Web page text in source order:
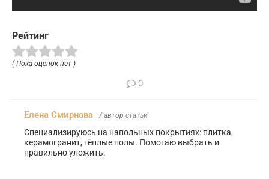
Рейтинг
( Пока оценок нет )
0
Елена Смирнова / автор статьи
Специализируюсь на напольных покрытиях: плитка,
керамогранит, тёплые полы. Помогаю выбрать и
правильно уложить.